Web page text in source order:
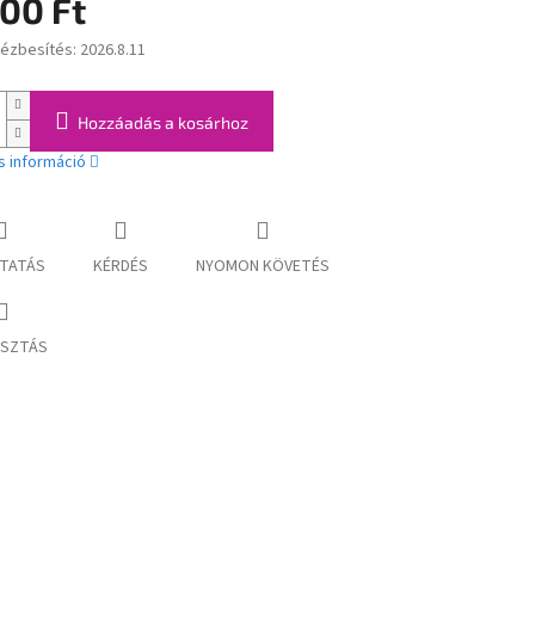
Ft
2026.8.11
Hozzáadás a kosárhoz
információ
KÉRDÉS NYOMON KÖVETÉS